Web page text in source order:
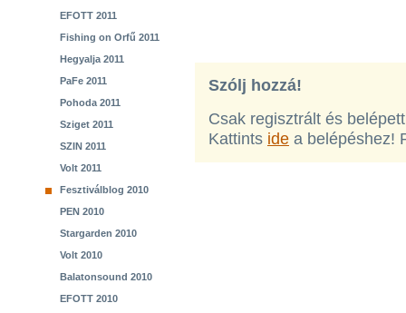
EFOTT 2011
Fishing on Orfű 2011
Hegyalja 2011
PaFe 2011
Pohoda 2011
Sziget 2011
SZIN 2011
Volt 2011
Fesztiválblog 2010
PEN 2010
Stargarden 2010
Volt 2010
Balatonsound 2010
EFOTT 2010
Szólj hozzá!
Csak regisztrált és
Kattints ide a belépéshez!